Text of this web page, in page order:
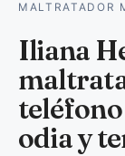
MALTRATADOR
Iliana
odia y